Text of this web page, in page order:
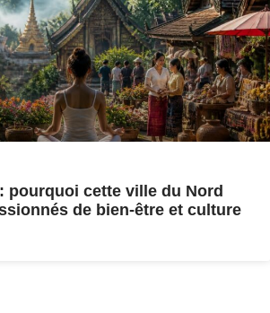
pourquoi cette ville du Nord
de bien-être et culture